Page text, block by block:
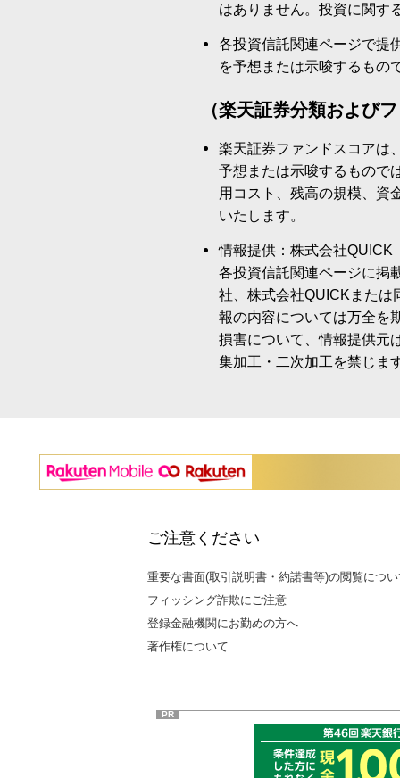
はありません。投資に関す
各投資信託関連ページで提
を予想または示唆するもの
（楽天証券分類および
楽天証券ファンドスコアは
予想または示唆するもので
用コスト、残高の規模、資
いたします。
情報提供：株式会社QUICK
各投資信託関連ページに掲
社、株式会社QUICKまたは
報の内容については万全を
損害について、情報提供元
集加工・二次加工を禁じま
ご注意ください
重要な書面(取引説明書・約諾書等)の閲覧につ
フィッシング詐欺にご注意
登録金融機関にお勤めの方へ
著作権について
PR